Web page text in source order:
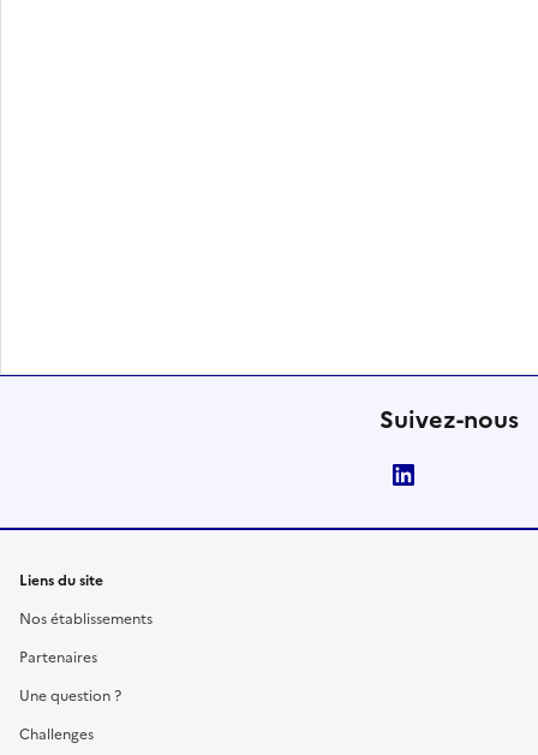
Suivez-nous
Liens du site
Nos établissements
Partenaires
Une question ?
Challenges